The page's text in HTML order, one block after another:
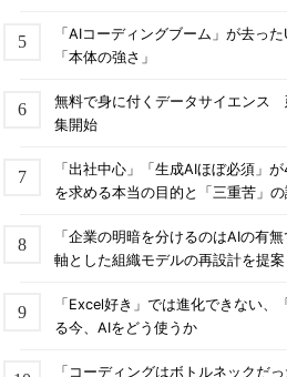
「AIコーディングブーム」が去っ
「本体の強さ」
無料で身に付くデータサイエンス
集開始
「出社中心」「生成AIほぼ必須」
を求める本当の目的と「三重苦」の
「企業の明暗を分けるのはAIの
軸とした組織モデルの再設計を提案
「Excel好き」では進化できない
る今、AIをどう使うか
「コーディングはボトルネックだ